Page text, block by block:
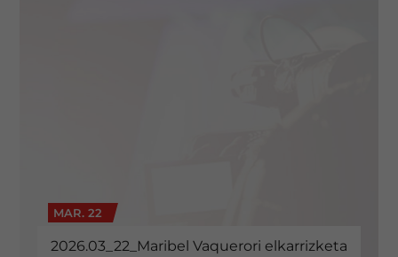
MAR. 22
2026.03_22_Maribel Vaquerori elkarrizketa